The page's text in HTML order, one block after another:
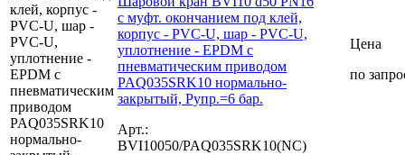
с муфт. окончанием под клей,
корпус - PVC-U, шар - PVC-U,
уплотнение - EPDM с
пневматическим приводом
PAQ035SRK10 нормально-
закрытый, Рупр.=6 бар.
Арт.:
BVI10050/PAQ035SRK10(NC)
Цена
по